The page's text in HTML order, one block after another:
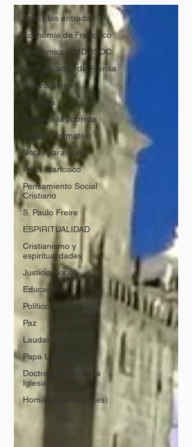
Todas las entradas
Economía de Francisco
Académicos IMDOSOC
Comunicados de Prensa
Convocatorias
Ecología
Frente a la pobreza
Material formativo
Notas para llevar
Papa Francisco
Pensamiento Social
Cristiano
S. Paulo Freire
ESPIRITUALIDAD
Cristianismo y
espiritualidades
Justicia Social
Educación
Político
Paz
Laudato Si'
Papa León XIV
Doctrina Social de la
Iglesia
Homilías (Reflexiones)